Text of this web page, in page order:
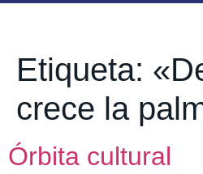
Etiqueta:
crece la
Órbita cultural